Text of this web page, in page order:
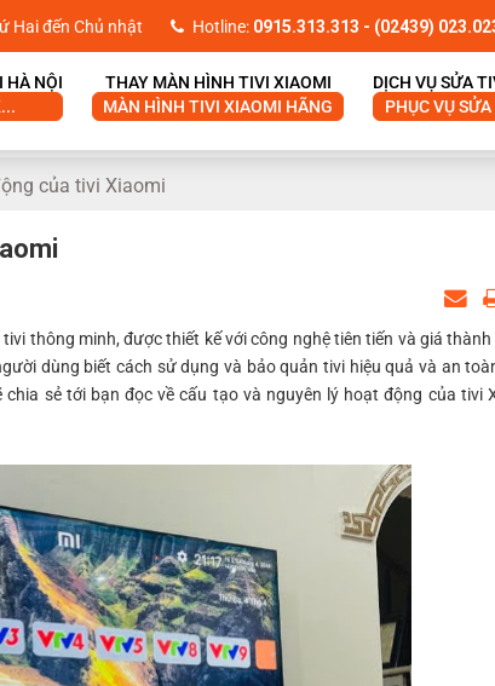
Hai đến Chủ nhật Hotline: 0915.313.313 - (02439)
HÀ NỘI
THAY MÀN HÌNH TIVI XIAOMI
MÀN HÌNH TIVI XIAOMI HÃNG
DỊCH VỤ SỬA
PHỤC VỤ
của tivi Xiaomi
thông minh, được thiết kế với công nghệ tiên tiến và giá thành
dùng biết cách sử dụng và bảo quản tivi hiệu quả và an
chia sẻ tới bạn đọc về cấu tạo và nguyên lý hoạt động của tivi